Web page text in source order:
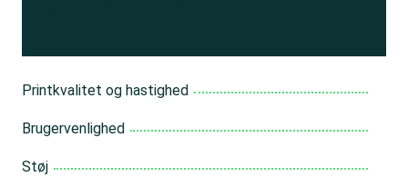
Printkvalitet og hastighed
Brugervenlighed
Støj